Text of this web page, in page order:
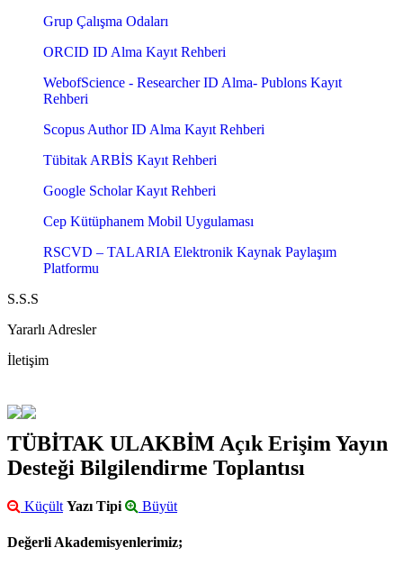
Grup Çalışma Odaları
ORCID ID Alma Kayıt Rehberi
WebofScience - Researcher ID Alma- Publons Kayıt
Rehberi
Scopus Author ID Alma Kayıt Rehberi
Tübitak ARBİS Kayıt Rehberi
Google Scholar Kayıt Rehberi
Cep Kütüphanem Mobil Uygulaması
RSCVD – TALARIA Elektronik Kaynak Paylaşım
Platformu
S.S.S
Yararlı Adresler
İletişim
TÜBİTAK ULAKBİM Açık Erişim Yayın
Desteği Bilgilendirme Toplantısı
Küçült Yazı Tipi Büyüt
Değerli Akademisyenlerimiz;